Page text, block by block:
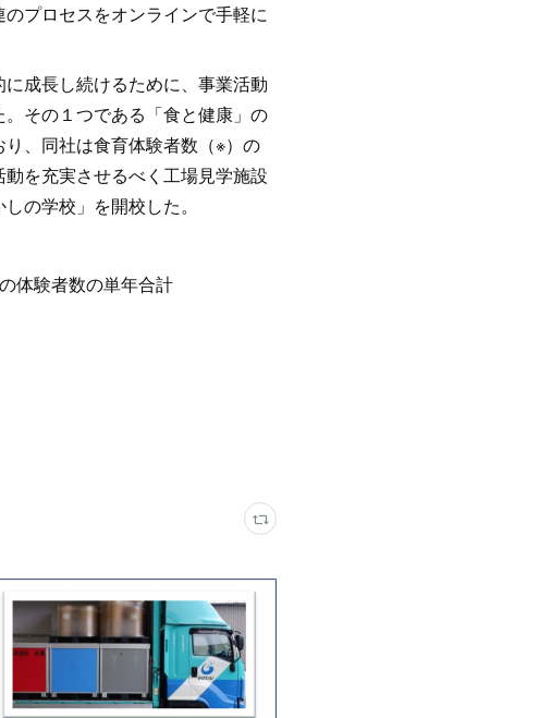
プロセスをオンラインで手軽に
成長し続けるために、事業活動
その１つである「食と健康」の
、同社は食育体験者数（※）の
を充実させるべく工場見学施設
の学校」を開校した。
体験者数の単年合計